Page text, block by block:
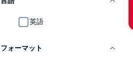
英語
フォーマット